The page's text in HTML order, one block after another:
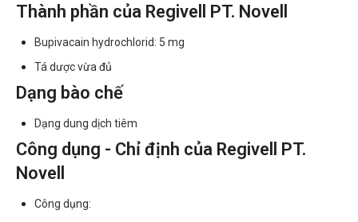
Thành phần của Regivell PT. Novell
Bupivacain hydrochlorid: 5 mg
Tá dược vừa đủ
Dạng bào chế
Dạng dung dịch tiêm
Công dụng - Chỉ định của Regivell PT.
Novell
Công dụng: